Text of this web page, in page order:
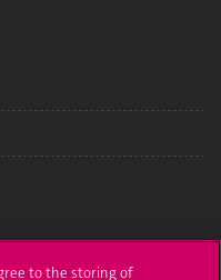
to the storing of